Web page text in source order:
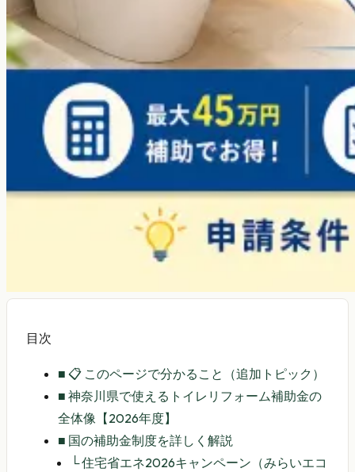
目次
■ 📋 このページで分かること（追加トピック）
■ 神奈川県で使えるトイレリフォーム補助金の
全体像【2026年度】
■ 国の補助金制度を詳しく解説
└住宅省エネ2026キャンペーン（みらいエコ